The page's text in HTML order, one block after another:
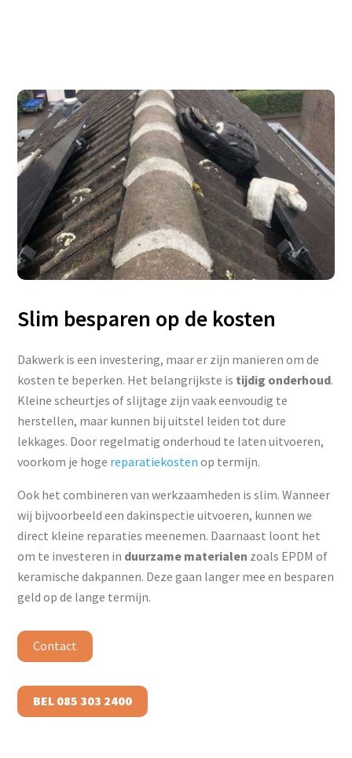
Slim besparen op de kosten
Dakwerk is een investering, maar er zijn manieren om de
kosten te beperken. Het belangrijkste is tijdig onderhoud.
Kleine scheurtjes of slijtage zijn vaak eenvoudig te
herstellen, maar kunnen bij uitstel leiden tot dure
lekkages. Door regelmatig onderhoud te laten uitvoeren,
voorkom je hoge reparatiekosten op termijn.
Ook het combineren van werkzaamheden is slim. Wanneer
wij bijvoorbeeld een dakinspectie uitvoeren, kunnen we
direct kleine reparaties meenemen. Daarnaast loont het
om te investeren in duurzame materialen zoals EPDM of
keramische dakpannen. Deze gaan langer mee en besparen
geld op de lange termijn.
Contact
BEL 085 303 2400